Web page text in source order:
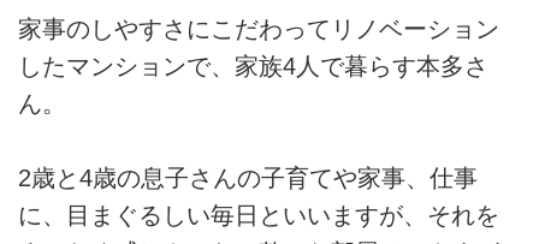
家事のしやすさにこだわってリノベーション
したマンションで、家族4人で暮らす本多さ
ん。
2歳と4歳の息子さんの子育てや家事、仕事
に、目まぐるしい毎日といいますが、それを